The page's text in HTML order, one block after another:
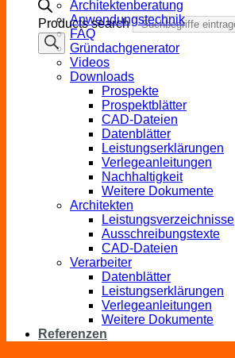
Products search
Architektenberatung
Anwendungstechnik
FAQ
Gründachgenerator
Videos
Downloads
Prospekte
Prospektblätter
CAD-Dateien
Datenblätter
Leistungserklärungen
Verlegeanleitungen
Nachhaltigkeit
Weitere Dokumente
Architekten
Leistungsverzeichnisse
Ausschreibungstexte
CAD-Dateien
Verarbeiter
Datenblätter
Leistungserklärungen
Verlegeanleitungen
Weitere Dokumente
Referenzen